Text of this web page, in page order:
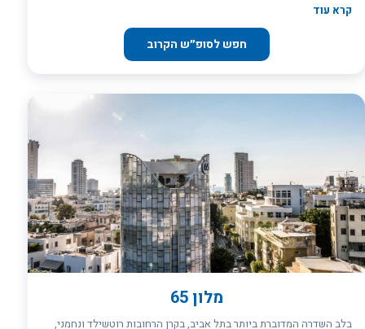
צהוב, לבן, שחור וירוק-טורקיז שמשרים אווירה קיצית ועליזה. בשעות אחר
הצהריים, מוגשים באדיבות המלון מתאבנים לצד יין (לא במוצ``ש). שם
קרא עוד
חפש לסופ״ש הקרוב
מלון 65
בלב השדרה המדוברת ביותר בתל אביב, בקרן הרחובות רוטשילד ונחמני,